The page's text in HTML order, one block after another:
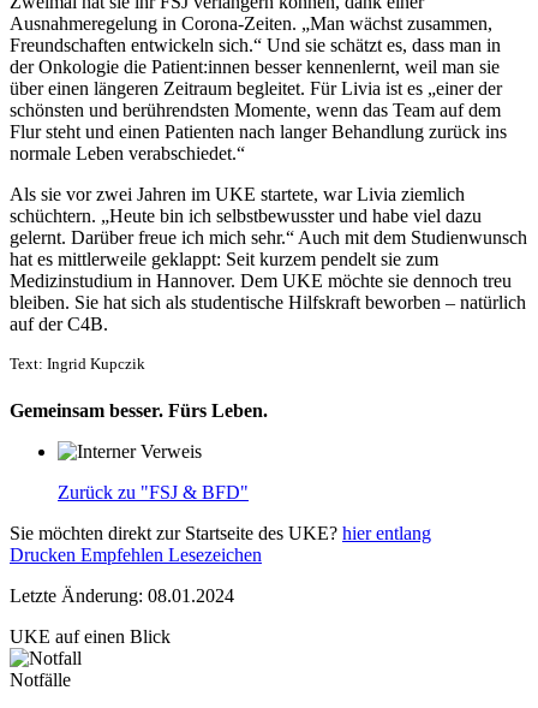
Ausnahmeregelung in Corona-Zeiten. „Man wächst zusammen,
Freundschaften entwickeln sich.“ Und sie schätzt es, dass man in
der Onkologie die Patient:innen besser kennenlernt, weil man sie
über einen längeren Zeitraum begleitet. Für Livia ist es „einer der
schönsten und berührendsten Momente, wenn das Team auf dem
Flur steht und einen Patienten nach langer Behandlung zurück ins
normale Leben verabschiedet.“
Als sie vor zwei Jahren im UKE startete, war Livia ziemlich
schüchtern. „Heute bin ich selbstbewusster und habe viel dazu
gelernt. Darüber freue ich mich sehr.“ Auch mit dem Studienwunsch
hat es mittlerweile geklappt: Seit kurzem pendelt sie zum
Medizinstudium in Hannover. Dem UKE möchte sie dennoch treu
bleiben. Sie hat sich als studentische Hilfskraft beworben – natürlich
auf der C4B.
Text: Ingrid Kupczik
Gemeinsam besser. Fürs Leben.
Zurück zu "FSJ & BFD"
Sie möchten direkt zur Startseite des UKE? hier entlang
Drucken Empfehlen Lesezeichen
Letzte Änderung: 08.01.2024
UKE auf einen Blick
Notfälle